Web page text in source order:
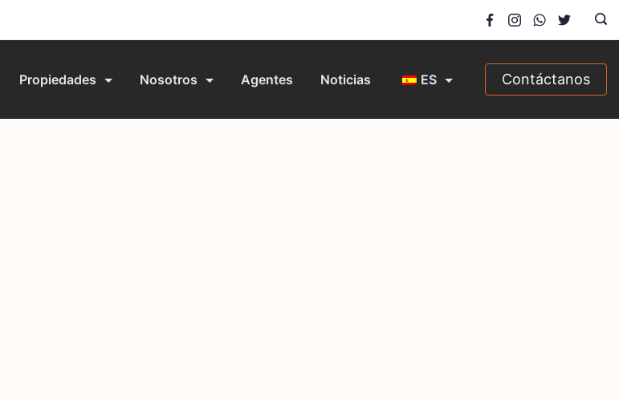
Propiedades Nosotros Agentes Noticias ES Contáctanos